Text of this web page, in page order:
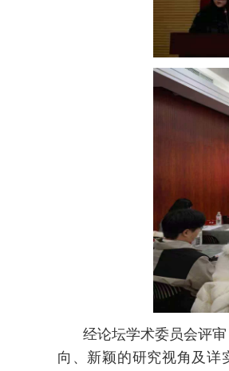
经论坛学术委员会评
向、新颖的研究视角及详